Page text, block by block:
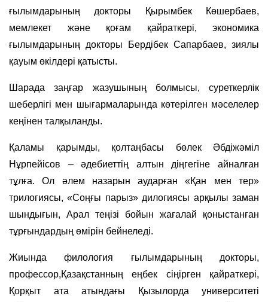
ғылымдарының докторы Қырымбек Көшербаев,
мемлекет және қоғам қайраткері, экономика
ғылымдарының докторы Бердібек Сапарбаев, зиялы
қауым өкілдері қатысты.
Шарада заңғар жазушының болмысы, суреткерлік
шеберлігі мен шығармаларында көтерілген мәселелер
кеңінен талқыланды.
Қаламы қарымды, қолтаңбасы бөлек Әбдіжәміл
Нұрпейісов – әдебиеттің алтын діңгегіне айналған
тұлға. Ол әлем назарын аударған «Қан мен тер»
трилогиясы, «Соңғы парыз» дилогиясы арқылы заман
шындығын, Арал теңізі бойын жағалай қоныстанған
тұрғындардың өмірін бейнеледі.
Жиында филология ғылымдарының докторы,
профессор,Қазақстанның еңбек сіңірген қайраткері,
Қорқыт ата атындағы Қызылорда университеті